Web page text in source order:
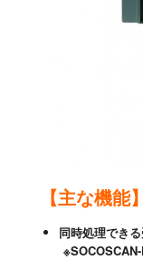
【主な機能】
同時処理でき